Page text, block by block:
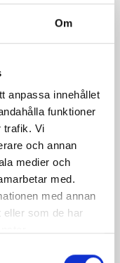
Om
anpassa innehållet
funktioner
trafik. Vi
och annan
medier och
med.
med annan
eller som de har